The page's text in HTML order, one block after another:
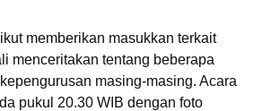
memberikan masukkan terkait
menceritakan tentang beberapa
masing-masing. Acara
pukul 20.30 WIB dengan foto